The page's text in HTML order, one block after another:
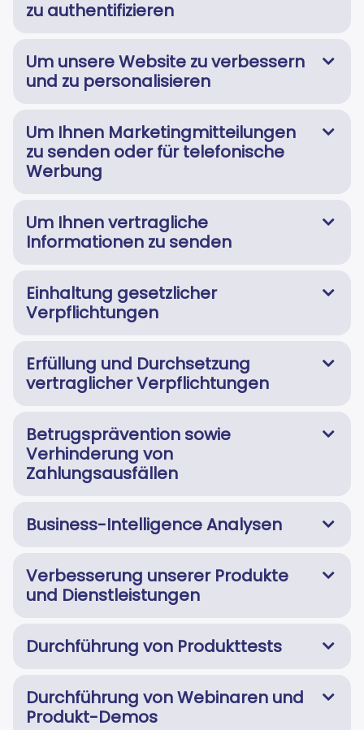
zu authentifizieren
Um unsere Website zu verbessern
und zu personalisieren
Um Ihnen Marketingmitteilungen
zu senden oder für telefonische
Werbung
Um Ihnen vertragliche
Informationen zu senden
Einhaltung gesetzlicher
Verpflichtungen
Erfüllung und Durchsetzung
vertraglicher Verpflichtungen
Betrugsprävention sowie
Verhinderung von
Zahlungsausfällen
Business-Intelligence Analysen
Verbesserung unserer Produkte
und Dienstleistungen
Durchführung von Produkttests
Durchführung von Webinaren und
Produkt-Demos